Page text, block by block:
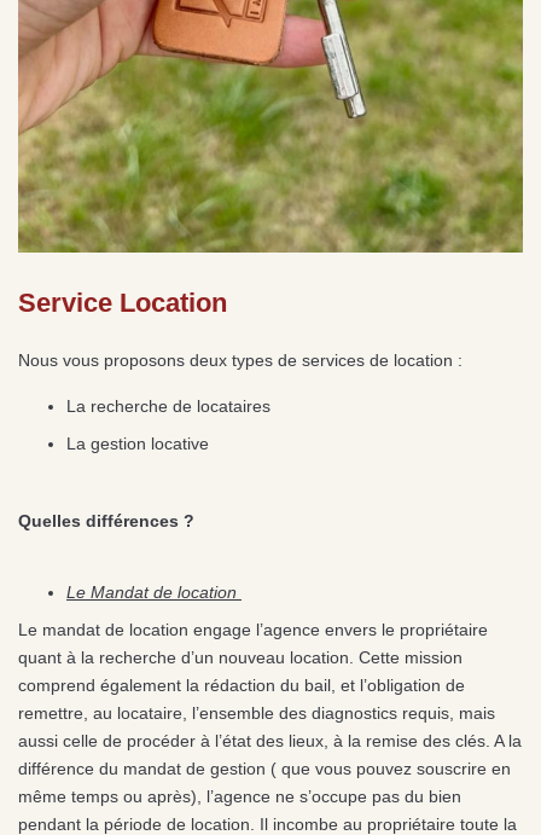
Service Location
Nous vous proposons deux types de services de location :
La recherche de locataires
La gestion locative
Quelles différences ?
Le Mandat de location
Le mandat de location engage l’agence envers le propriétaire
quant à la recherche d’un nouveau location. Cette mission
comprend également la rédaction du bail, et l’obligation de
remettre, au locataire, l’ensemble des diagnostics requis, mais
aussi celle de procéder à l’état des lieux, à la remise des clés. A la
différence du mandat de gestion ( que vous pouvez souscrire en
même temps ou après), l’agence ne s’occupe pas du bien
pendant la période de location. Il incombe au propriétaire toute la